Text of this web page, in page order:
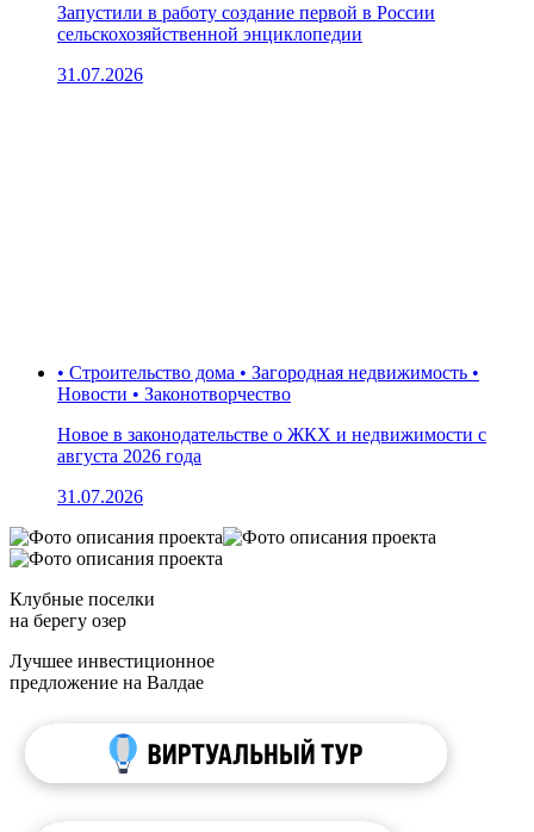
Запустили в работу создание первой в России
сельскохозяйственной энциклопедии
31.07.2026
• Строительство дома • Загородная недвижимость •
Новости • Законотворчество
Новое в законодательстве о ЖКХ и недвижимости с
августа 2026 года
31.07.2026
Клубные поселки
на берегу озер
Лучшее инвестиционное
предложение на Валдае